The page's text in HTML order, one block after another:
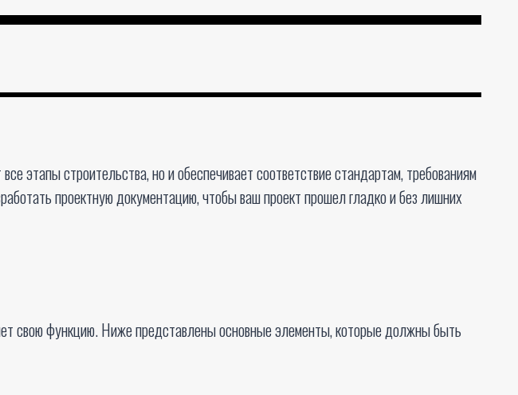
этапы строительства, но и обеспечивает соответствие стандартам, требованиям
проектную документацию, чтобы ваш проект прошел гладко и без лишних
свою функцию. Ниже представлены основные элементы, которые должны быть